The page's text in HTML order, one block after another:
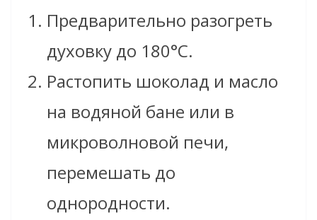
Предварительно разогреть
духовку до 180°C.
Растопить шоколад и масло
на водяной бане или в
микроволновой печи,
перемешать до
однородности.